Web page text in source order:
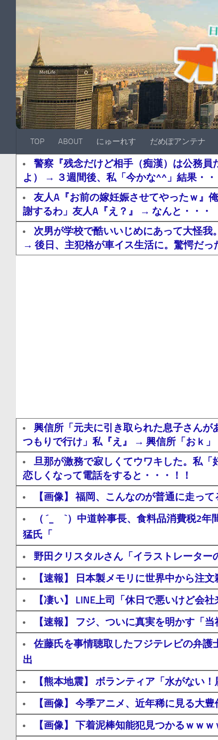
TOP ABOUT にゅーれす だめぽアンテナ
警察『残念だけど相手（痴漢）は公務
よ） → ３週間後、私「今かな^^」結果・・
友人A『お前の嫁妊娠させてやったｗ』
謝するわ」友人A『え？』 → なんと・・・
次男が学校で酷いいじめにあって大怪我
→ 後日、主犯格が車イス生活に。驚愕だっ
興信所「元夫に引き取られた息子さん
つもりで行け」私『え』 → 興信所「おｋ」
旦那が激務で寂しくてウワキした。私
恋しくなって電話をすると・・・！！
【画像】 福岡、こんなのが普通に走っ
（ ´_ゝ`）中道幹事長、食料品消費税2
猛氏「
野田クリスタルさん「イラストレーター
【速報】 日本製メモリに世界中から注
【凄い】 LINE上司「休日で悪いけど
【速報】 フジ、ついに真実を明かす「
佐藤氏を事情聴取したフジテレビの弁
出
【熊本地震】 ボランティア「水がない
【画像】 今季アニメ、近年稀に見る大
【画像】 下着泥棒知能犯見つかるｗｗ